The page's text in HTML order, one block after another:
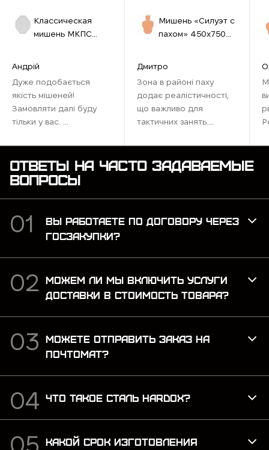
Классическая
мишень МКПС
Андрій
Дуже подобається
якість мішеней!
Замовляти далі буду
тільки у вас. ...
Мишень «Силуэт с
пахом» 450х750
Дмитро
Зона в районі паху
додає реалістичності,
що важливо для
тактичних занять.
наших тренувань,
максимально
наближена до бойових
тих, хто хоче відточити
ОТВЕТЫ НА ЧАСТО ЗАДАВАЕМЫЕ
ВОПРОСЫ
ВЫ РАБОТАЕТЕ ПО ДОГОВОРУ ЧЕРЕЗ
ГОСЗАКУПКИ?
МОЖЕМ ЛИ МЫ ВКЛЮЧИТЬ УСЛУГИ
ДОСТАВКИ В СТОИМОСТЬ ТОВАРА?
МОЖЕТЕ ОТПРАВИТЬ ЗАКАЗ НА
ПОЧТОМАТ?
ЧТО ТАКОЕ СТАЛЬ HARDOX?
КАКОЙ СРОК ИЗГОТОВЛЕНИЯ